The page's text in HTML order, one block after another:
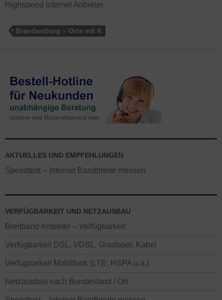
Highspeed Internet Anbieter.
Brandenburg – Orte mit K
AKTUELLES UND EMPFEHLUNGEN
Speedtest – Internet Bandbreite messen
VERFÜGBARKEIT UND NETZAUSBAU
Breitband Anbieter – Verfügbarkeit
Verfügbarkeit DSL, VDSL, Glasfaser, Kabel
Verfügbarkeit Mobilfunk (LTE, HSPA u.a.)
Netzausbau nach Bundesland / Ort